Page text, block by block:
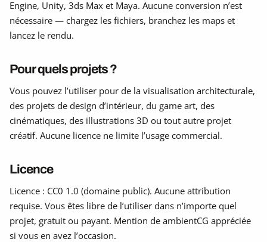
Engine, Unity, 3ds Max et Maya. Aucune conversion n’est
nécessaire — chargez les fichiers, branchez les maps et
lancez le rendu.
Pour quels projets ?
Vous pouvez l’utiliser pour de la visualisation architecturale,
des projets de design d’intérieur, du game art, des
cinématiques, des illustrations 3D ou tout autre projet
créatif. Aucune licence ne limite l’usage commercial.
Licence
Licence : CC0 1.0 (domaine public). Aucune attribution
requise. Vous êtes libre de l’utiliser dans n’importe quel
projet, gratuit ou payant. Mention de ambientCG appréciée
si vous en avez l’occasion.